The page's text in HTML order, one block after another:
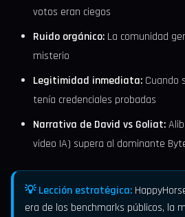
votos eran ciegos
Ruido orgánico: La comunidad
misterio
Legitimidad inmediata: Cuando
tenía credenciales probadas
Narrativa de David vs Goliat:
video IA) supera al dominante
💡 Lección estratégica:
era de los benchmarks públicos, la